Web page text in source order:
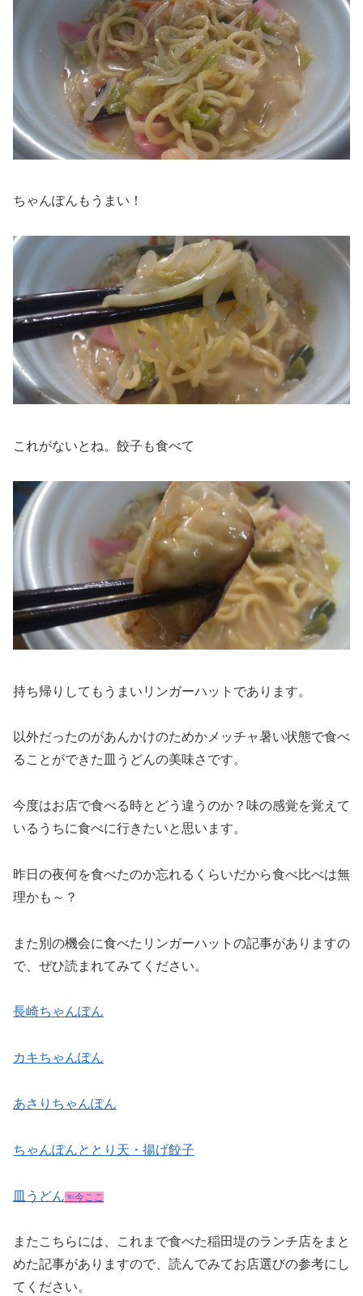
ちゃんぽんもうまい！
これがないとね。餃子も食べて
持ち帰りしてもうまいリンガーハットであります。
以外だったのがあんかけのためかメッチャ暑い状態で食べ
ることができた皿うどんの美味さです。
今度はお店で食べる時とどう違うのか？味の感覚を覚えて
いるうちに食べに行きたいと思います。
昨日の夜何を食べたのか忘れるくらいだから食べ比べは無
理かも～？
また別の機会に食べたリンガーハットの記事がありますの
で、ぜひ読まれてみてください。
長崎ちゃんぽん
カキちゃんぽん
あさりちゃんぽん
ちゃんぽんととり天・揚げ餃子
皿うどん☜今ここ
またこちらには、これまで食べた稲田堤のランチ店をまと
めた記事がありますので、読んでみてお店選びの参考にし
てください。